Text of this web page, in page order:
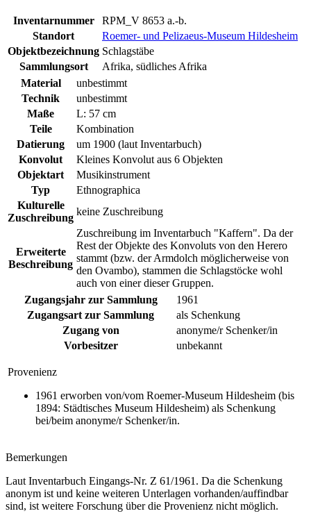
Inventarnummer
RPM_V 8653 a.-b.
Standort
Roemer- und Pelizaeus-Museum Hildesheim
Objektbezeichnung Schlagstäbe
Sammlungsort
Afrika, südliches Afrika
Material
unbestimmt
Technik
unbestimmt
Maße
L: 57 cm
Teile
Kombination
Datierung
um 1900 (laut Inventarbuch)
Konvolut
Kleines Konvolut aus 6 Objekten
Objektart
Musikinstrument
Typ
Ethnographica
Kulturelle
Zuschreibung
keine Zuschreibung
Erweiterte
Beschreibung
Zuschreibung im Inventarbuch "Kaffern". Da der
Rest der Objekte des Konvoluts von den Herero
stammt (bzw. der Armdolch möglicherweise von
den Ovambo), stammen die Schlagstöcke wohl
auch von einer dieser Gruppen.
Zugangsjahr zur Sammlung
1961
Zugangsart zur Sammlung
als Schenkung
Zugang von
anonyme/r Schenker/in
Vorbesitzer
unbekannt
Provenienz
1961 erworben von/vom Roemer-Museum Hildesheim (bis
1894: Städtisches Museum Hildesheim) als Schenkung
bei/beim anonyme/r Schenker/in.
Bemerkungen
Laut Inventarbuch Eingangs-Nr. Z 61/1961. Da die Schenkung
anonym ist und keine weiteren Unterlagen vorhanden/auffindbar
sind, ist weitere Forschung über die Provenienz nicht möglich.